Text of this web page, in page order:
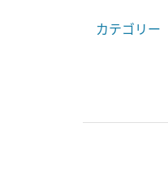
カテゴリー